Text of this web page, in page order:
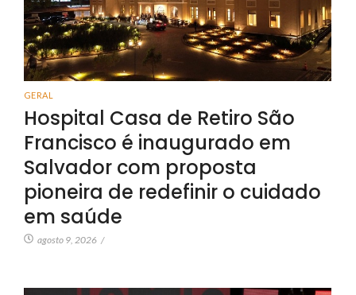
GERAL
Hospital Casa de Retiro São
Francisco é inaugurado em
Salvador com proposta
pioneira de redefinir o cuidado
em saúde
agosto 9, 2026 /